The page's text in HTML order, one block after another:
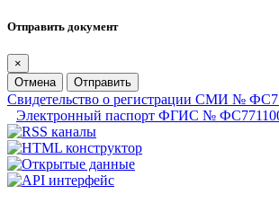
Отправить документ
×
Отмена
Отправить
Свидетельство о регистрации СМИ №
Электронный паспорт ФГИС №